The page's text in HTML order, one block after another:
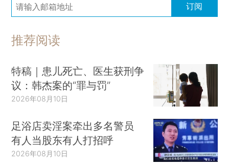
订阅
推荐阅读
特稿｜患儿死亡、医生获刑争
议：韩杰案的“罪与罚”
2026年08月10日
足浴店卖淫案牵出多名警员
有人当股东有人打招呼
2026年08月10日